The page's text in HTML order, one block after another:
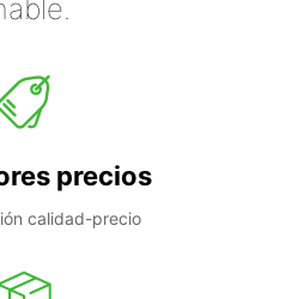
precios
calidad-precio